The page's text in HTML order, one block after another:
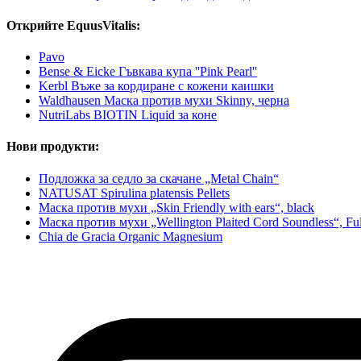
Открийте EquusVitalis:
Pavo
Bense & Eicke Гъвкава купа ''Pink Pearl''
Kerbl Въже за кордиране с кожени каишки
Waldhausen Маска против мухи Skinny, черна
NutriLabs BIOTIN Liquid за коне
Нови продукти:
Подложка за седло за скачане „Metal Chain“
NATUSAT Spirulina platensis Pellets
Маска против мухи „Skin Friendly with ears“, black
Маска против мухи „Wellington Plaited Cord Soundless“,
Chia de Gracia Organic Magnesium